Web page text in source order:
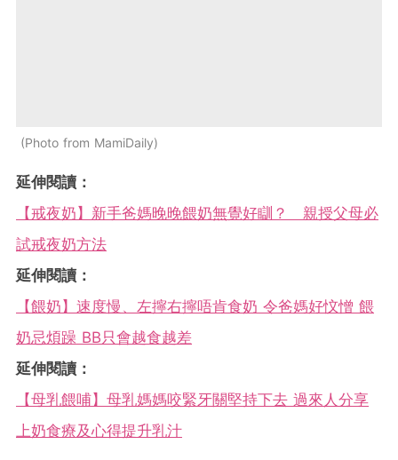
Photo from MamiDaily
延伸閱讀：
【戒夜奶】新手爸媽晚晚餵奶無覺好瞓？ 親授父母必
試戒夜奶方法
延伸閱讀：
【餵奶】速度慢、左擰右擰唔肯食奶 令爸媽好忟憎 餵
奶忌煩躁 BB只會越食越差
延伸閱讀：
【母乳餵哺】母乳媽媽咬緊牙關堅持下去 過來人分享
上奶食療及心得提升乳汁